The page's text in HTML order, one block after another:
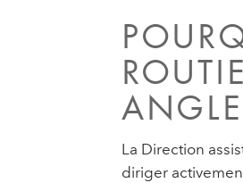
La Direction
diriger